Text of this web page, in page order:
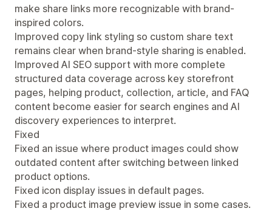
make share links more recognizable with brand-
inspired colors.
Improved copy link styling so custom share text
remains clear when brand-style sharing is enabled.
Improved AI SEO support with more complete
structured data coverage across key storefront
pages, helping product, collection, article, and FAQ
content become easier for search engines and AI
discovery experiences to interpret.
Fixed
Fixed an issue where product images could show
outdated content after switching between linked
product options.
Fixed icon display issues in default pages.
Fixed a product image preview issue in some cases.